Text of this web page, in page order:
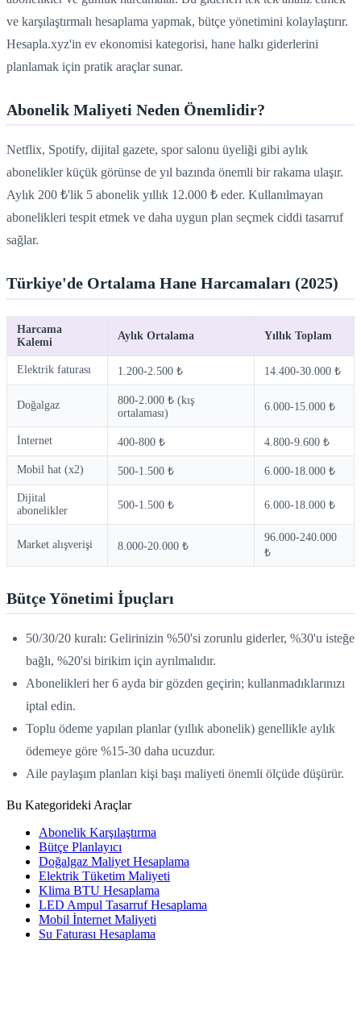
ve karşılaştırmalı hesaplama yapmak, bütçe yönetimini kolaylaştırır.
Hesapla.xyz'in ev ekonomisi kategorisi, hane halkı giderlerini
planlamak için pratik araçlar sunar.
Abonelik Maliyeti Neden Önemlidir?
Netflix, Spotify, dijital gazete, spor salonu üyeliği gibi aylık
abonelikler küçük görünse de yıl bazında önemli bir rakama ulaşır.
Aylık 200 ₺'lik 5 abonelik yıllık 12.000 ₺ eder. Kullanılmayan
abonelikleri tespit etmek ve daha uygun plan seçmek ciddi tasarruf
sağlar.
Türkiye'de Ortalama Hane Harcamaları (2025)
Harcama
Kalemi
Aylık Ortalama Yıllık Toplam
Elektrik faturası 1.200-2.500 ₺ 14.400-30.000 ₺
Doğalgaz
800-2.000 ₺ (kış
ortalaması)
6.000-15.000 ₺
İnternet 400-800 ₺ 4.800-9.600 ₺
Mobil hat (x2) 500-1.500 ₺ 6.000-18.000 ₺
Dijital
abonelikler
500-1.500 ₺ 6.000-18.000 ₺
Market alışverişi 8.000-20.000 ₺
96.000-240.000
₺
Bütçe Yönetimi İpuçları
50/30/20 kuralı: Gelirinizin %50'si zorunlu giderler, %30'u isteğe
bağlı, %20'si birikim için ayrılmalıdır.
Abonelikleri her 6 ayda bir gözden geçirin; kullanmadıklarınızı
iptal edin.
Toplu ödeme yapılan planlar (yıllık abonelik) genellikle aylık
ödemeye göre %15-30 daha ucuzdur.
Aile paylaşım planları kişi başı maliyeti önemli ölçüde düşürür.
Bu Kategorideki Araçlar
Abonelik Karşılaştırma
Bütçe Planlayıcı
Doğalgaz Maliyet Hesaplama
Elektrik Tüketim Maliyeti
Klima BTU Hesaplama
LED Ampul Tasarruf Hesaplama
Mobil İnternet Maliyeti
Su Faturası Hesaplama